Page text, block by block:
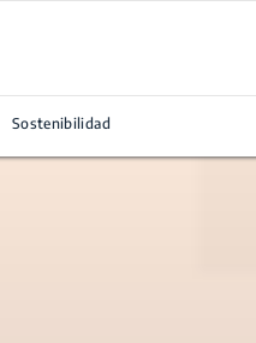
Sostenibilidad